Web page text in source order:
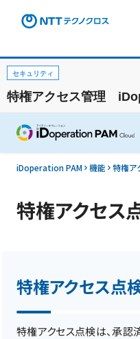
セキュリティ
特権アクセス管理
iDoperation PAM 機能 特権ア
特権アクセス
特権アクセス点
特権アクセス点検は、承認